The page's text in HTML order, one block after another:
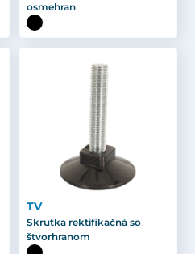
osmehran
TV
Skrutka rektifikačná so
štvorhranom